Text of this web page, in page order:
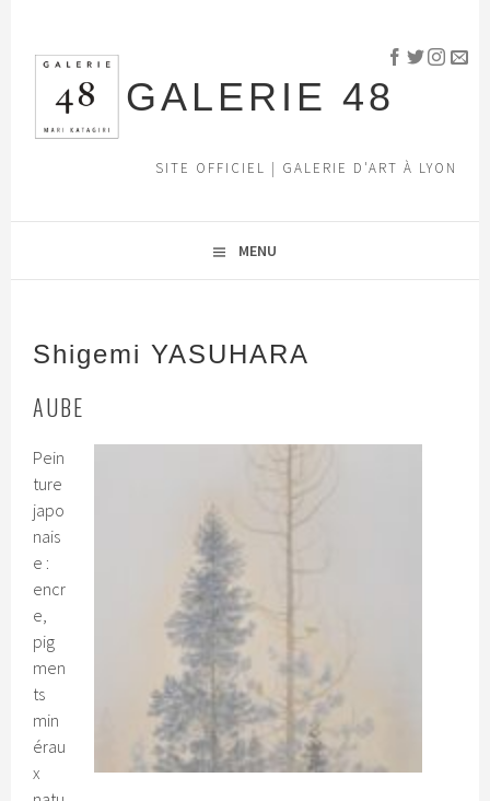
contenu
principal
GALERIE 48
SITE OFFICIEL | GALERIE D'ART À LYON
MENU
Shigemi YASUHARA
AUBE
Pein
ture
japo
nais
e :
encr
e,
pig
men
ts
min
érau
x